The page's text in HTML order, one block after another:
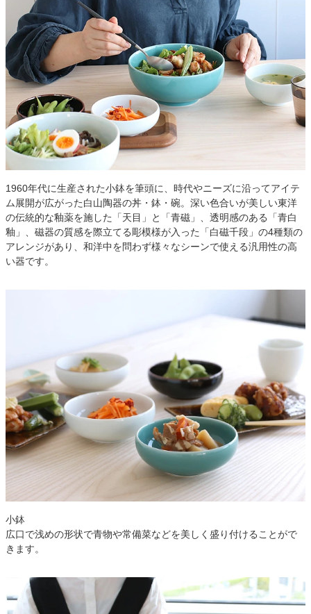
1960年代に生産された小鉢を筆頭に、時代やニーズに沿ってアイテ
ム展開が広がった白山陶器の丼・鉢・碗。深い色合いが美しい東洋
の伝統的な釉薬を施した「天目」と「青磁」、透明感のある「青白
釉」、磁器の質感を際立てる彫模様が入った「白磁千段」の4種類の
アレンジがあり、和洋中を問わず様々なシーンで使える汎用性の高
い器です。
小鉢
広口で浅めの形状で青物や常備菜などを美しく盛り付けることがで
きます。